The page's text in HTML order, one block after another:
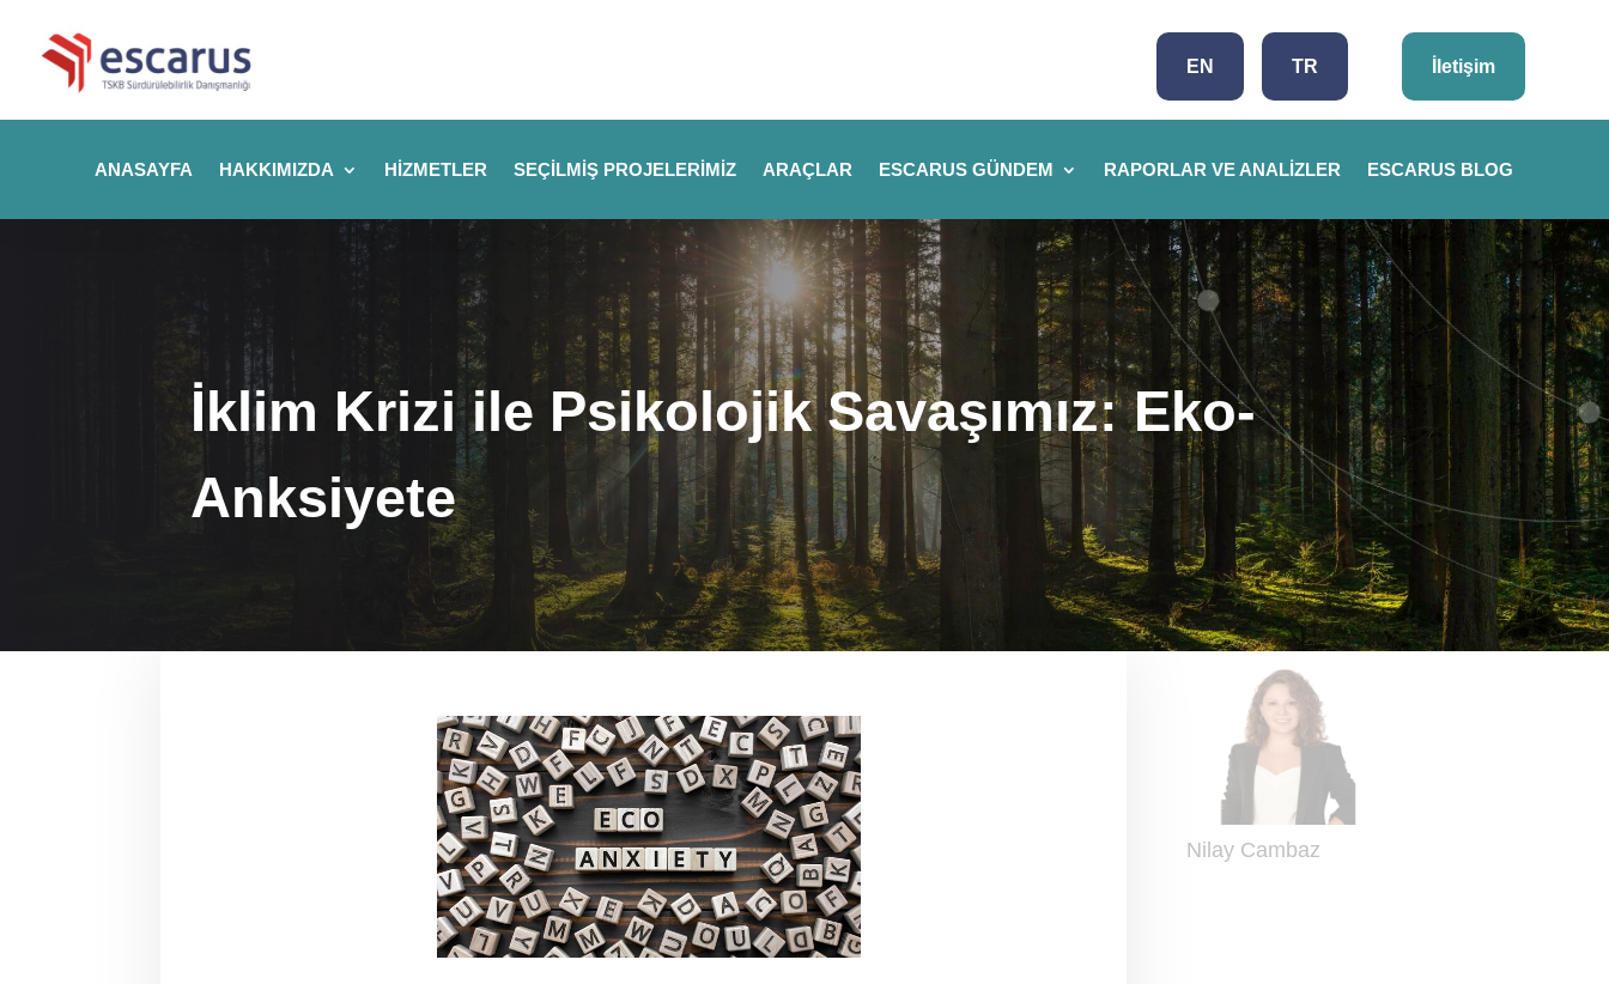
EN TR İletişim
ANASAYFA HAKKIMIZDA HIZMETLER SEÇILMIŞ PROJELERIMIZ ARAÇLAR ESCARUS GÜNDEM RAPORLAR VE ANALIZLER ESCARUS BLOG
İklim Krizi ile Psikolojik Savaşımız: Eko-
Anksiyete
Nilay Cambaz